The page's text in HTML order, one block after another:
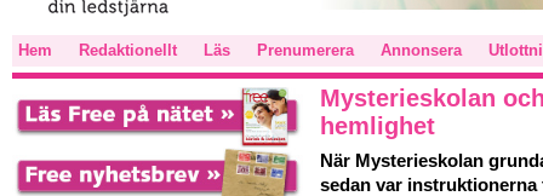
Hem Redaktionellt Läs Prenumerera Annonsera
Mysterieskolan
hemlighet
När Mysterieskolan
sedan var